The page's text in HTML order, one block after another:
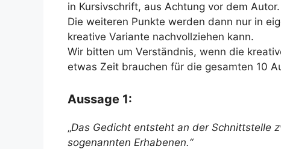
in Kursivschrift, aus Achtung vor dem Autor.
Die weiteren Punkte werden dann nur in
kreative Variante nachvollziehen kann.
Wir bitten um Verständnis, wenn die
etwas Zeit brauchen für die gesamten 10
Aussage 1:
„Das Gedicht entsteht an der Schnittstelle
sogenannten Erhabenen.“